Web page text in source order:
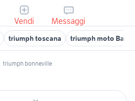
Vendi Messaggi
triumph toscana triumph moto Bari
triumph bonneville